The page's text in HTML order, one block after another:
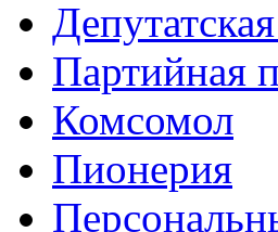
Партийная
Комсомол
Пионерия